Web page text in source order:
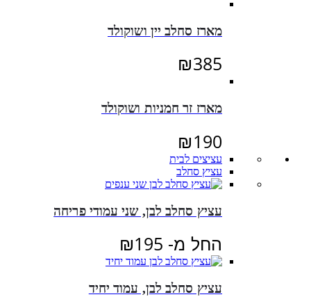
מארז סחלב יין ושוקולד
₪385
מארז זר חמניות ושוקולד
₪190
עציצים לבית
עציץ סחלב
עציץ סחלב לבן, שני עמודי פריחה
החל מ- ₪195
עציץ סחלב לבן, עמוד יחיד